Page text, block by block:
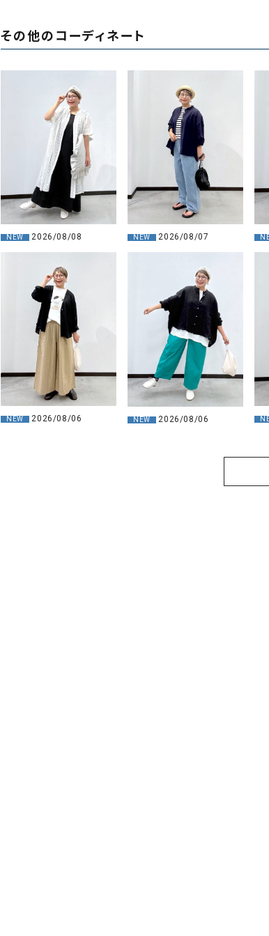
その他のコーディネート
NEW 2026/08/08 NEW 2026/08/07
NEW 2026/08/06 NEW 2026/08/06